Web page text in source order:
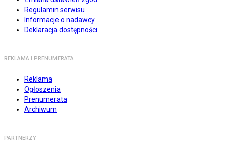
Regulamin serwisu
Informacje o nadawcy
Deklaracja dostępności
REKLAMA I PRENUMERATA
Reklama
Ogłoszenia
Prenumerata
Archiwum
PARTNERZY